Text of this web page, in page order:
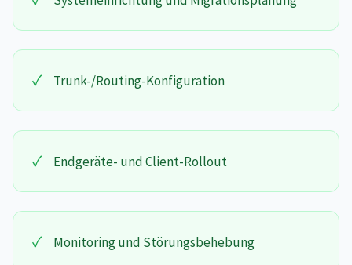
✓ Trunk-/Routing-Konfiguration
✓ Endgeräte- und Client-Rollout
✓ Monitoring und Störungsbehebung